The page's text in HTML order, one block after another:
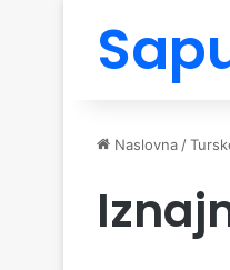
Naslovna /